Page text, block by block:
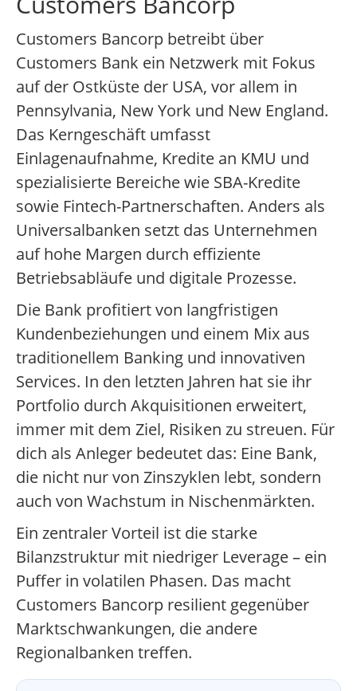
Customers Bancorp betreibt über
Customers Bank ein Netzwerk mit Fokus
auf der Ostküste der USA, vor allem in
Pennsylvania, New York und New England.
Das Kerngeschäft umfasst
Einlagenaufnahme, Kredite an KMU und
spezialisierte Bereiche wie SBA-Kredite
sowie Fintech-Partnerschaften. Anders als
Universalbanken setzt das Unternehmen
auf hohe Margen durch effiziente
Betriebsabläufe und digitale Prozesse.
Die Bank profitiert von langfristigen
Kundenbeziehungen und einem Mix aus
traditionellem Banking und innovativen
Services. In den letzten Jahren hat sie ihr
Portfolio durch Akquisitionen erweitert,
immer mit dem Ziel, Risiken zu streuen. Für
dich als Anleger bedeutet das: Eine Bank,
die nicht nur von Zinszyklen lebt, sondern
auch von Wachstum in Nischenmärkten.
Ein zentraler Vorteil ist die starke
Bilanzstruktur mit niedriger Leverage – ein
Puffer in volatilen Phasen. Das macht
Customers Bancorp resilient gegenüber
Marktschwankungen, die andere
Regionalbanken treffen.